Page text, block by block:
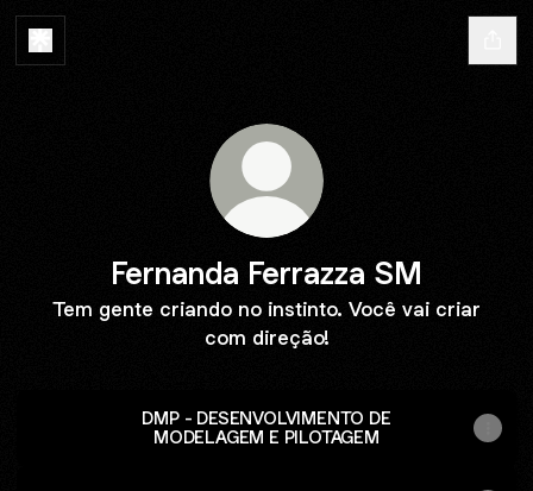
Fernanda Ferrazza SM
Tem gente criando no instinto. Você vai criar
com direção!
DMP - DESENVOLVIMENTO DE
MODELAGEM E PILOTAGEM